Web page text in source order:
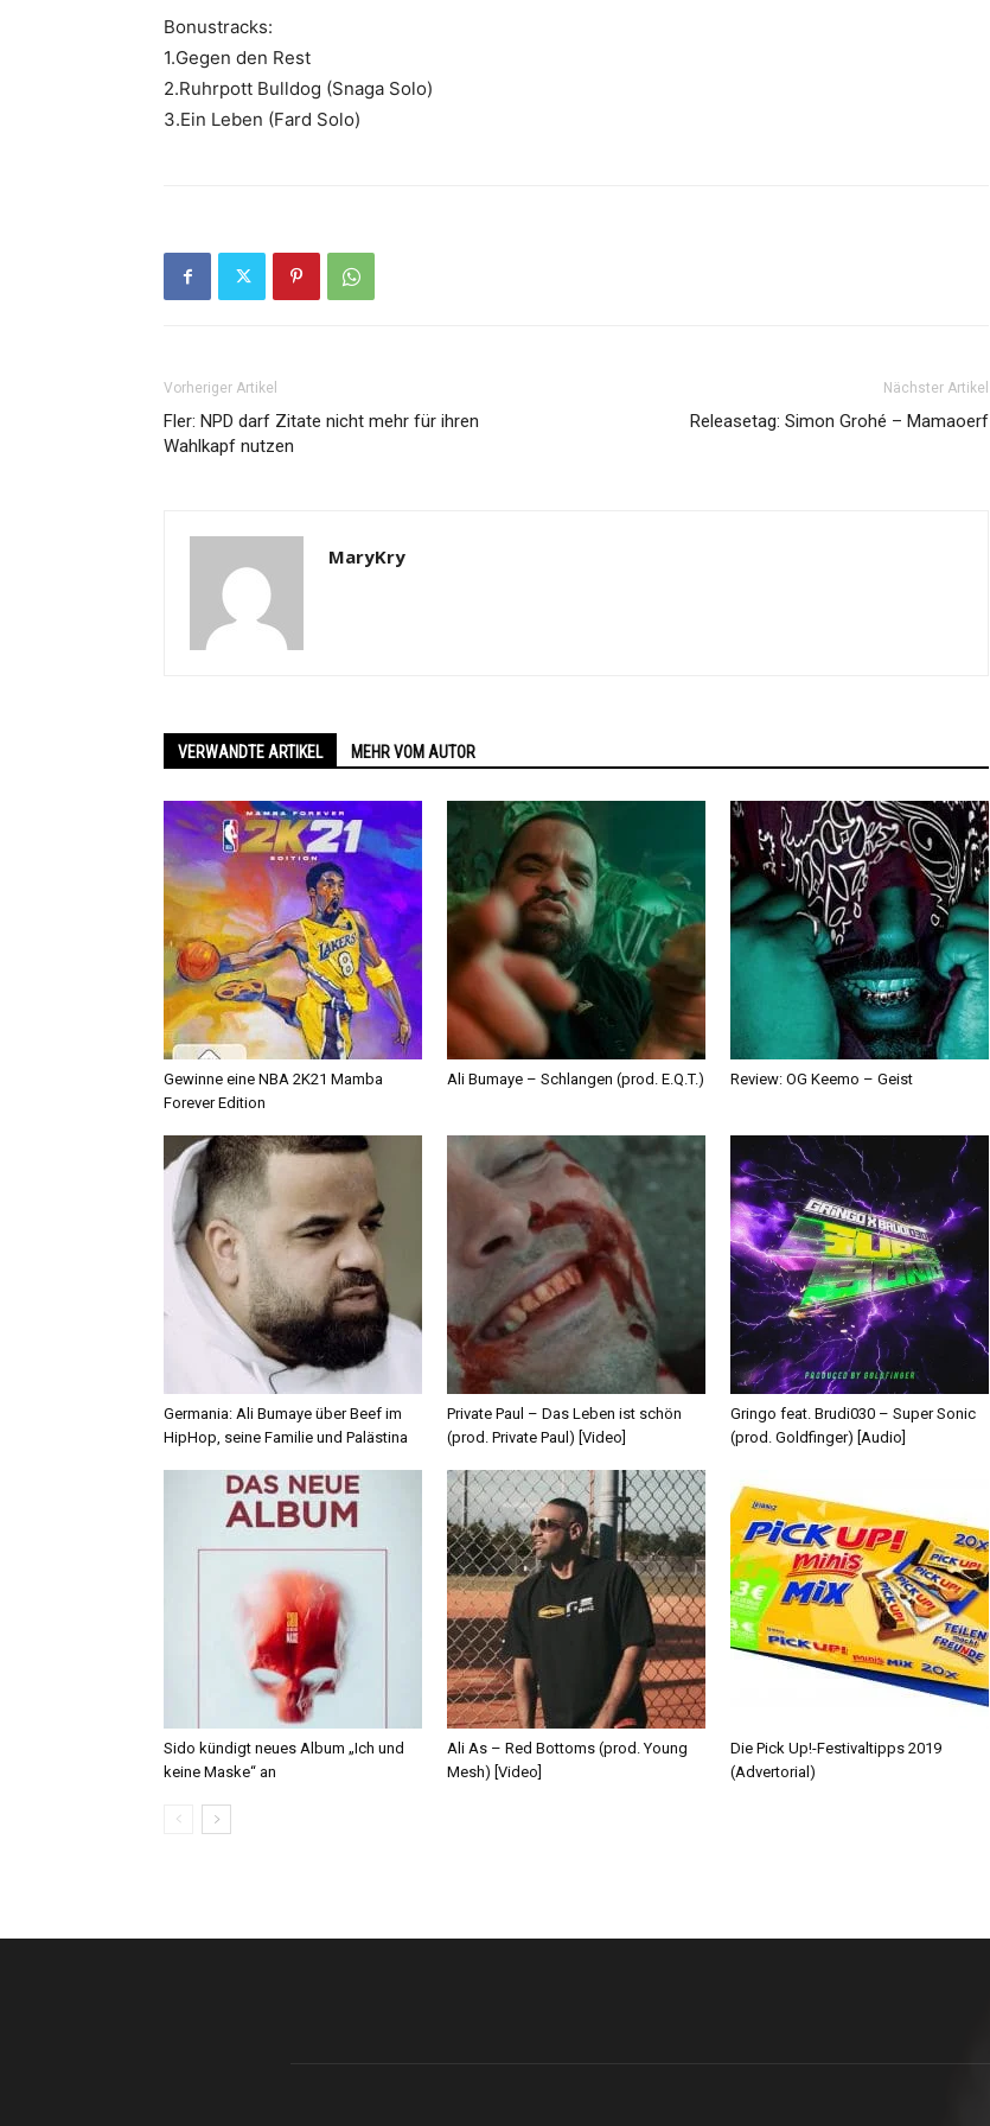
Bonustracks:
1.Gegen den Rest
2.Ruhrpott Bulldog (Snaga Solo)
3.Ein Leben (Fard Solo)
Vorheriger Artikel
Fler: NPD darf Zitate nicht mehr für ihren
Wahlkapf nutzen
Nächster Artikel
Releasetag: Simon Grohé – Mamaoerf
MaryKry
VERWANDTE ARTIKEL MEHR VOM AUTOR
Gewinne eine NBA 2K21 Mamba
Forever Edition
Ali Bumaye – Schlangen (prod. E.Q.T.) Review: OG Keemo – Geist
Germania: Ali Bumaye über Beef im
HipHop, seine Familie und Palästina
Private Paul – Das Leben ist schön
(prod. Private Paul) [Video]
Gringo feat. Brudi030 – Super Sonic
(prod. Goldfinger) [Audio]
Sido kündigt neues Album „Ich und
keine Maske“ an
Ali As – Red Bottoms (prod. Young
Mesh) [Video]
Die Pick Up!-Festivaltipps 2019
(Advertorial)